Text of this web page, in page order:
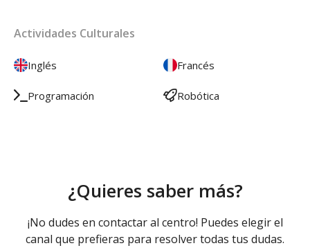
Actividades Culturales
Inglés Francés
Programación Robótica
¿Quieres saber más?
¡No dudes en contactar al centro! Puedes elegir el
canal que prefieras para resolver todas tus dudas.